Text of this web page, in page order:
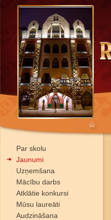
Par skolu
Jaunumi
Uzņemšana
Mācību darbs
Atklātie konkursi
Mūsu laureāti
Audzināšana